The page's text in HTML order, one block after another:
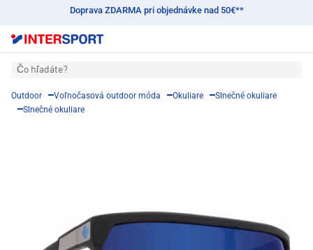
Doprava ZDARMA pri objednávke nad 50€**
Čo hľadáte?
Outdoor Voľnočasová outdoor móda Okuliare
Slnečné okuliare
Slnečné okuliare